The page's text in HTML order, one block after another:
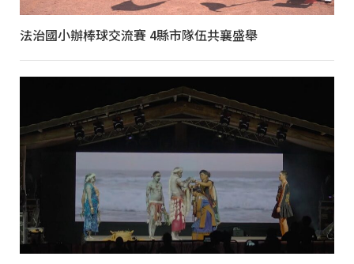
法治國小辦棒球交流賽 4縣市隊伍共襄盛舉